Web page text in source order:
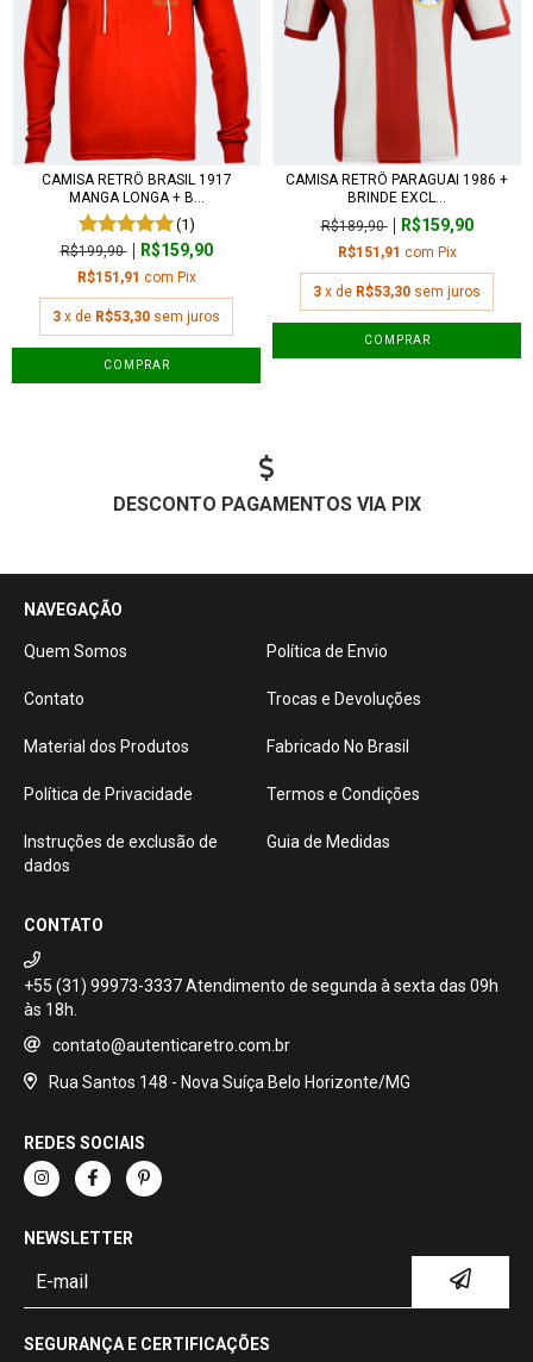
CAMISA RETRÔ BRASIL 1917
MANGA LONGA + B...
(1)
R$199,90 R$159,90
R$151,91 com Pix
3 x de R$53,30 sem juros
COMPRAR
CAMISA RETRÔ PARAGUAI 1986 +
BRINDE EXCL...
R$189,90
R$159,90
R$151,91 com Pix
3 x de R$53,30 sem juros
COMPRAR
DESCONTO PAGAMENTOS VIA PIX
NAVEGAÇÃO
Quem Somos Política de Envio
Contato Trocas e Devoluções
Material dos Produtos Fabricado No Brasil
Política de Privacidade Termos e Condições
Instruções de exclusão de
dados
Guia de Medidas
CONTATO
+55 (31) 99973-3337
contato@autenticaretro.com.br
Rua Santos 148 - Nova Suíça Belo Horizonte/MG
REDES SOCIAIS
NEWSLETTER
SEGURANÇA E CERTIFICAÇÕES